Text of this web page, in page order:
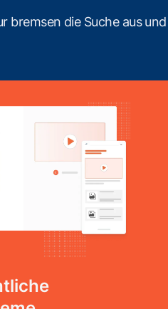
bremsen die Suche aus und